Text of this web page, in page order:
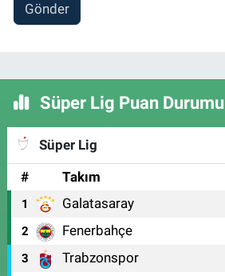
Gönder
Süper Lig Puan Durumu
Süper Lig
#
Takım
1 Galatasaray
2 Fenerbahçe
3 Trabzonspor